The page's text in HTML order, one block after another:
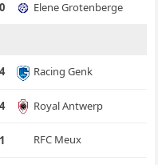
Elene Grotenberge
Racing Genk
Royal Antwerp
RFC Meux